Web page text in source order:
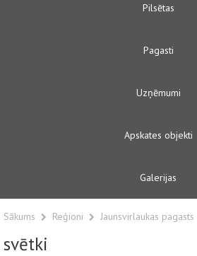
Pilsētas
Pagasti
Uzņēmumi
Apskates objekti
Galerijas
Sākums Reģioni Jaunsvirlaukas pagasts
svētki